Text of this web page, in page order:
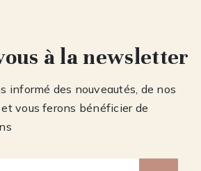
à la newsletter
informé des nouveautés, de nos
vous ferons bénéficier de